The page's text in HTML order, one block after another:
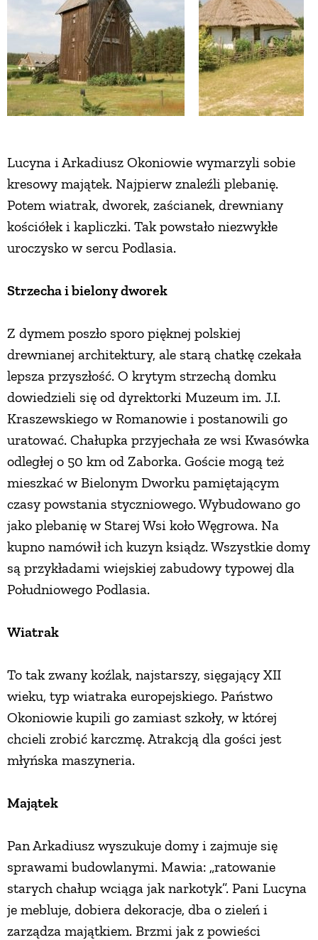
Lucyna i Arkadiusz Okoniowie wymarzyli sobie
kresowy majątek. Najpierw znaleźli plebanię.
Potem wiatrak, dworek, zaścianek, drewniany
kościółek i kapliczki. Tak powstało niezwykłe
uroczysko w sercu Podlasia.
Strzecha i bielony dworek
Z dymem poszło sporo pięknej polskiej
drewnianej architektury, ale starą chatkę czekała
lepsza przyszłość. O krytym strzechą domku
dowiedzieli się od dyrektorki Muzeum im. J.I.
Kraszewskiego w Romanowie i postanowili go
uratować. Chałupka przyjechała ze wsi Kwasówka
odległej o 50 km od Zaborka. Goście mogą też
mieszkać w Bielonym Dworku pamiętającym
czasy powstania styczniowego. Wybudowano go
jako plebanię w Starej Wsi koło Węgrowa. Na
kupno namówił ich kuzyn ksiądz. Wszystkie domy
są przykładami wiejskiej zabudowy typowej dla
Południowego Podlasia.
Wiatrak
To tak zwany koźlak, najstarszy, sięgający XII
wieku, typ wiatraka europejskiego. Państwo
Okoniowie kupili go zamiast szkoły, w której
chcieli zrobić karczmę. Atrakcją dla gości jest
młyńska maszyneria.
Majątek
Pan Arkadiusz wyszukuje domy i zajmuje się
sprawami budowlanymi. Mawia: „ratowanie
starych chałup wciąga jak narkotyk”. Pani Lucyna
je mebluje, dobiera dekoracje, dba o zieleń i
zarządza majątkiem. Brzmi jak z powieści
DLA DOMU
EKO ŻYCIE
PRZYRODA
ZWIERZĘTA W NATURZE
GRZYBY
KRAJOBRAZ
RĘKODZIEŁO
RZEMIOSŁO
ZWYCZAJE
ZRÓB TO SAM
PRZEPISY
ŚNIADANIA
DANIA GŁÓWNE
CIASTA I DESERY
INNE